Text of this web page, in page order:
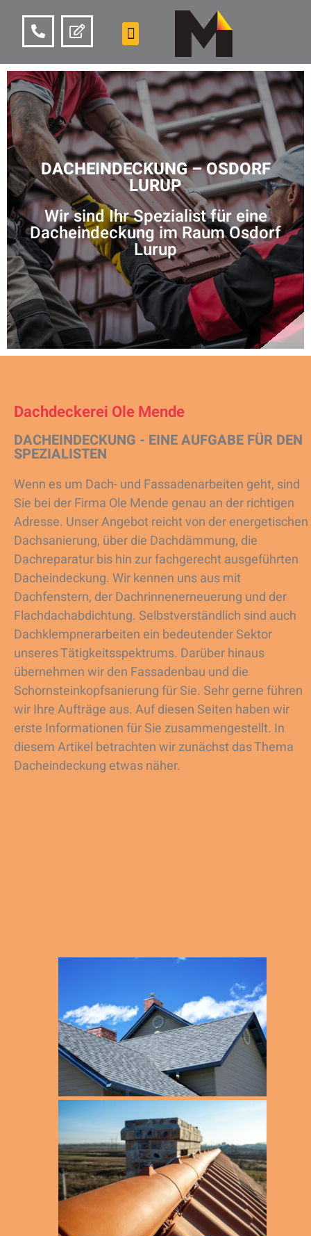
DACHEINDECKUNG – OSDORF
LURUP
Wir sind Ihr Spezialist für eine
Dacheindeckung im Raum Osdorf
Lurup
Dachdeckerei Ole Mende
DACHEINDECKUNG - EINE AUFGABE FÜR DEN
SPEZIALISTEN
Wenn es um Dach- und Fassadenarbeiten geht, sind
Sie bei der Firma Ole Mende genau an der richtigen
Adresse. Unser Angebot reicht von der energetischen
Dachsanierung, über die Dachdämmung, die
Dachreparatur bis hin zur fachgerecht ausgeführten
Dacheindeckung. Wir kennen uns aus mit
Dachfenstern, der Dachrinnenerneuerung und der
Flachdachabdichtung. Selbstverständlich sind auch
Dachklempnerarbeiten ein bedeutender Sektor
unseres Tätigkeitsspektrums. Darüber hinaus
übernehmen wir den Fassadenbau und die
Schornsteinkopfsanierung für Sie. Sehr gerne führen
wir Ihre Aufträge aus. Auf diesen Seiten haben wir
erste Informationen für Sie zusammengestellt. In
diesem Artikel betrachten wir zunächst das Thema
Dacheindeckung etwas näher.